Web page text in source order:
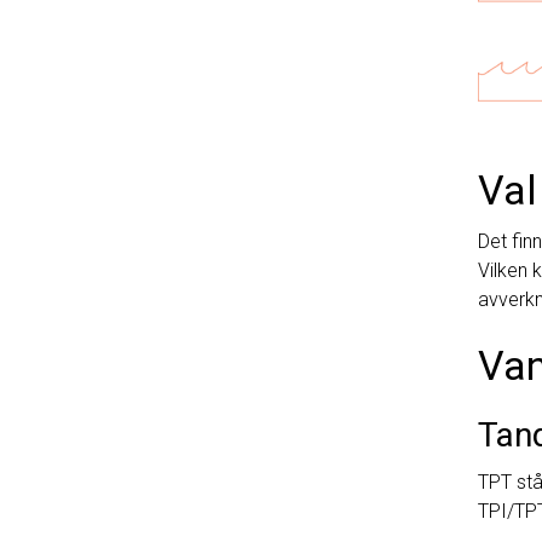
Det
Vilken
TPT
TPI/